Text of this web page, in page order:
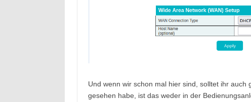
Und wenn wir schon mal hier sind, solltet ihr
gesehen habe, ist das weder in der